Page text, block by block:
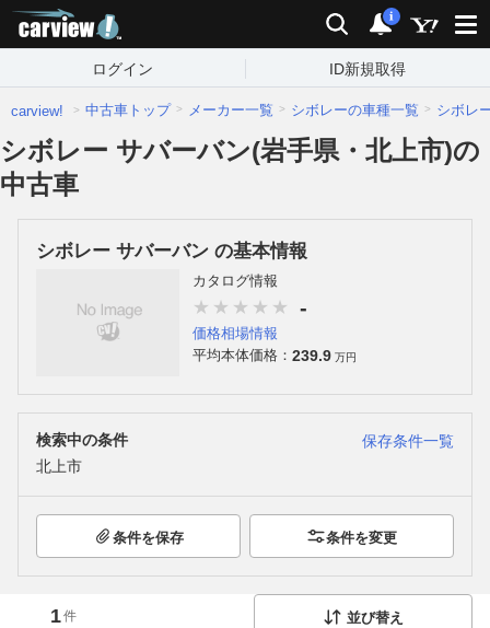
検索 通知
i
ログイン ID新規取得
carview! 中古車トップ メーカー一覧 シボレーの車種一覧 シボレ
シボレー サバーバン(岩手県・北上市)の
中古車
シボレー サバーバン の基本情報
カタログ情報
-
価格相場情報
平均本体価格： 239.9 万円
検索中の条件
保存条件一覧
北上市
条件を保存 条件を変更
1件 並び替え